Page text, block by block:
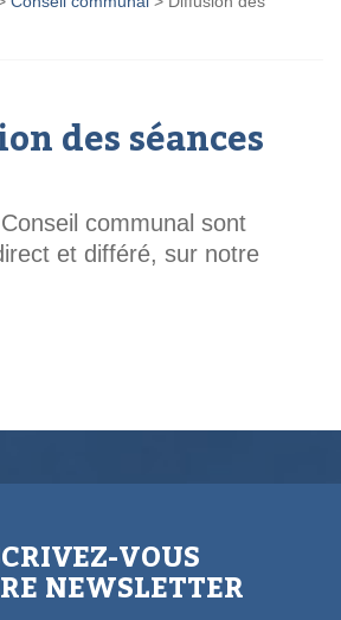
des séances
communal sont
et différé, sur notre
VOUS
NEWSLETTER